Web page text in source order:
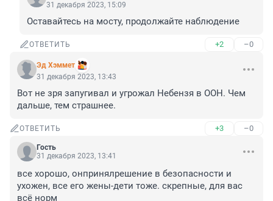
31 декабря 2023, 15:09
Оставайтесь на мосту, продолжайте наблюдение
ОТВЕТИТЬ +2 –0
Эд Хэммет
31 декабря 2023, 13:43
Вот не зря запугивал и угрожал Небензя в ООН. Чем
дальше, тем страшнее.
ОТВЕТИТЬ +3 –0
Гость
31 декабря 2023, 13:41
все хорошо, онпринялрешение в безопасности и
ухожен, все его жены-дети тоже. скрепные, для вас
всё норм